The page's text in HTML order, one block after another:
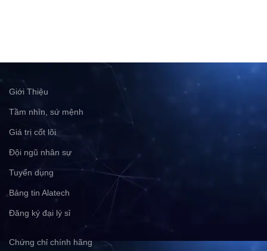
Giới Thiệu
Tầm nhìn, sứ mệnh
Giá trị cốt lõi
Đội ngũ nhân sự
Tuyển dụng
Bảng tin Alatech
Đăng ký đại lý sỉ
Chứng chỉ chính hãng